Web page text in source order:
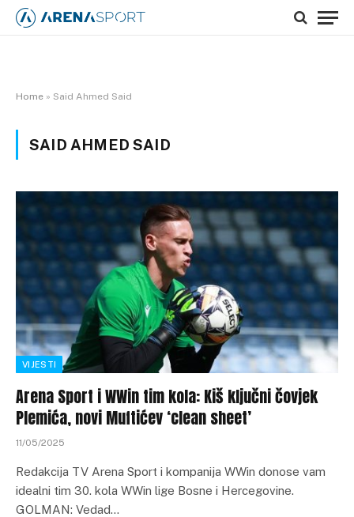
Home » Said Ahmed Said
SAID AHMED SAID
VIJESTI
Arena Sport i WWin tim kola: Kiš ključni čovjek
Plemića, novi Muftićev ‘clean sheet’
11/05/2025
Redakcija TV Arena Sport i kompanija WWin donose vam
idealni tim 30. kola WWin lige Bosne i Hercegovine.
GOLMAN: Vedad…